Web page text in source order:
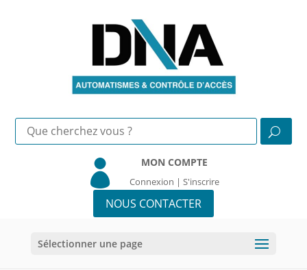
 MON COMPTE
Connexion | S'inscrire
NOUS CONTACTER
Sélectionner une page